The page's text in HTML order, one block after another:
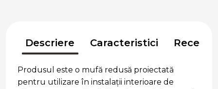
Descriere Caracteristici
Produsul este o mufă redusă proiectată
pentru utilizare în instalații interioare de